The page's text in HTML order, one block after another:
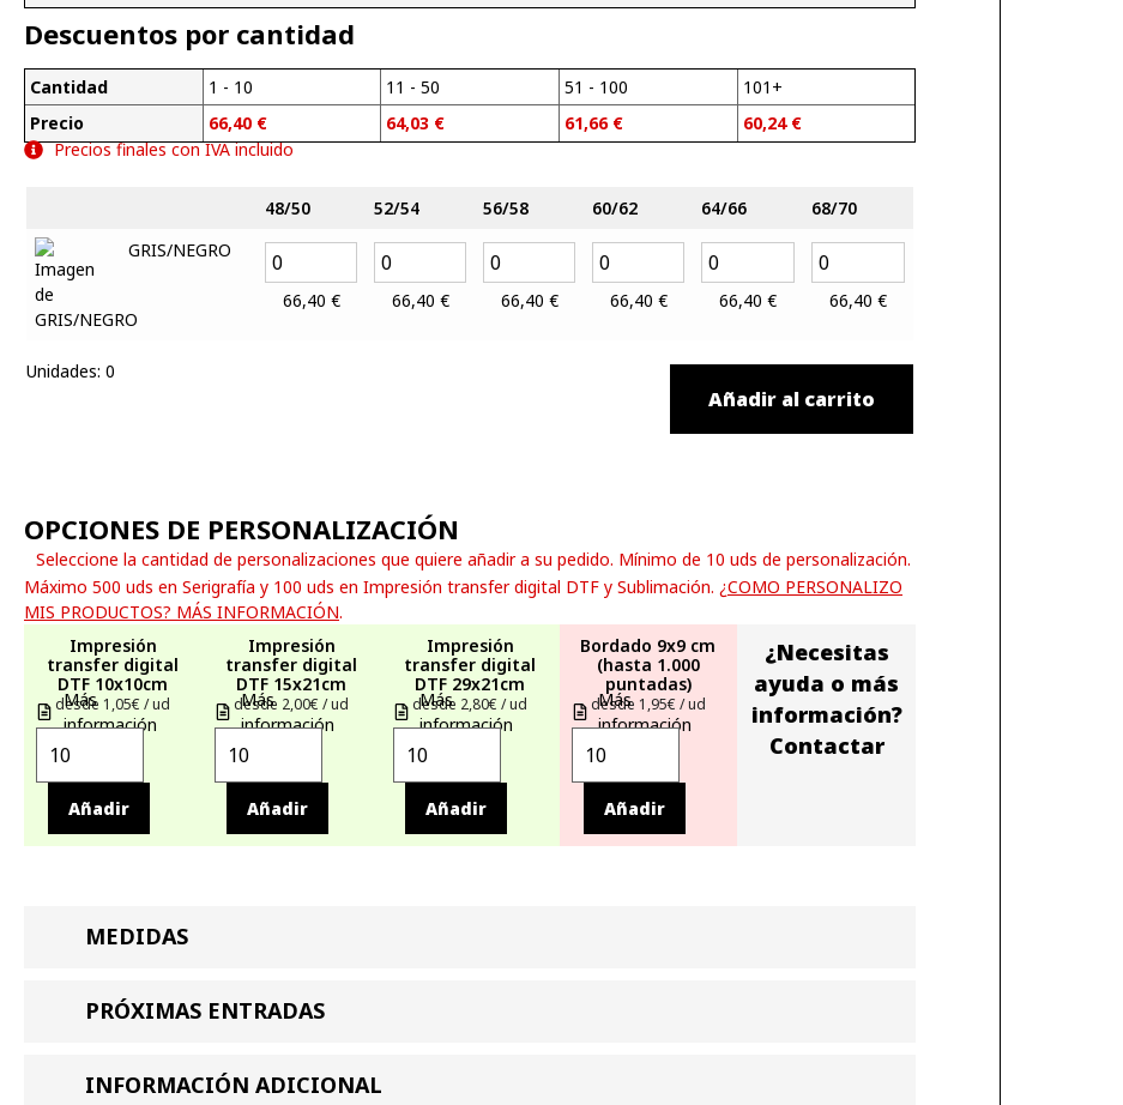
Descuentos por cantidad
Cantidad
Precio
1 - 10
66,40 €
11 - 50
64,03 €
51 - 100
61,66 €
101+
60,24 €
Precios finales con IVA incluido
48/50 52/54 56/58 60/62 64/66
68/70
GRIS/NEGRO
66,40 € 66,40 € 66,40 € 66,40 € 66,40 € 66,40 €
Unidades: 0
Añadir al carrito
OPCIONES DE PERSONALIZACIÓN
Seleccione la cantidad de personalizaciones que quiere añadir a su pedido. Mínimo de 10 uds de personalización.
Máximo 500 uds en Serigrafía y 100 uds en Impresión transfer digital DTF y Sublimación. ¿COMO PERSONALIZO
MIS PRODUCTOS? MÁS INFORMACIÓN.
Impresión
transfer digital
DTF 10x10cm
desde 1,05€ / ud
Más
información
Añadir
Impresión
transfer digital
DTF 15x21cm
desde 2,00€ / ud
Más
información
Añadir
Impresión
transfer digital
DTF 29x21cm
desde 2,80€ / ud
Más
información
Añadir
Bordado 9x9 cm
(hasta 1.000
puntadas)
desde 1,95€ / ud
Más
información
Añadir
¿Necesitas
ayuda o más
información?
Contactar
MEDIDAS
PRÓXIMAS ENTRADAS
INFORMACIÓN ADICIONAL